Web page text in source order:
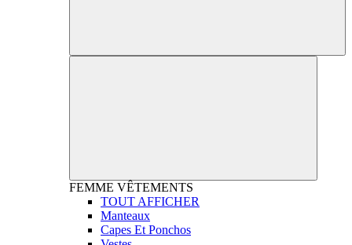
FEMME VÊTEMENTS
TOUT AFFICHER
Manteaux
Capes Et Ponchos